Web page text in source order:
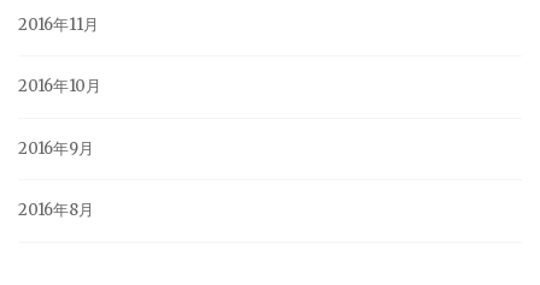
2016年11月
2016年10月
2016年9月
2016年8月